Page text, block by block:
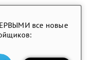
все новые